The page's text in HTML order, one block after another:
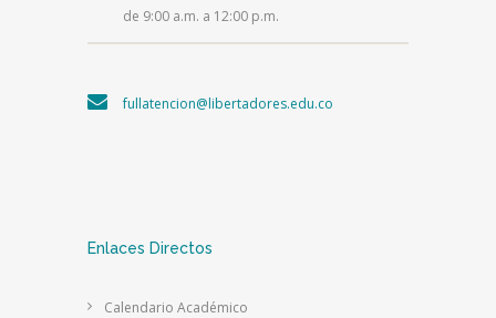
de 9:00 a.m. a 12:00 p.m.
fullatencion@libertadores.edu.co
Enlaces Directos
Calendario Académico